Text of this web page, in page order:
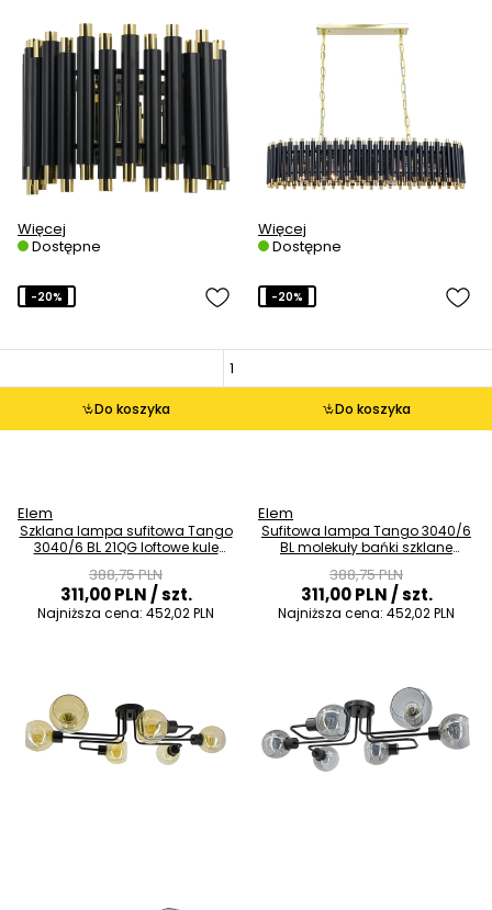
Więcej
Dostępne
Więcej
Dostępne
Do koszyka
-20%
Elem
Szklana lampa sufitowa Tango
3040/6 BL 21QG loftowe kule
388,75 PLN
311,00 PLN/ szt.
Najniższa cena: 452,02 PLN
Do koszyka
-20%
Elem
Sufitowa lampa Tango 3040/6
BL molekuły bańki szklane
388,75 PLN
311,00 PLN/ szt.
Najniższa cena: 452,02 PLN